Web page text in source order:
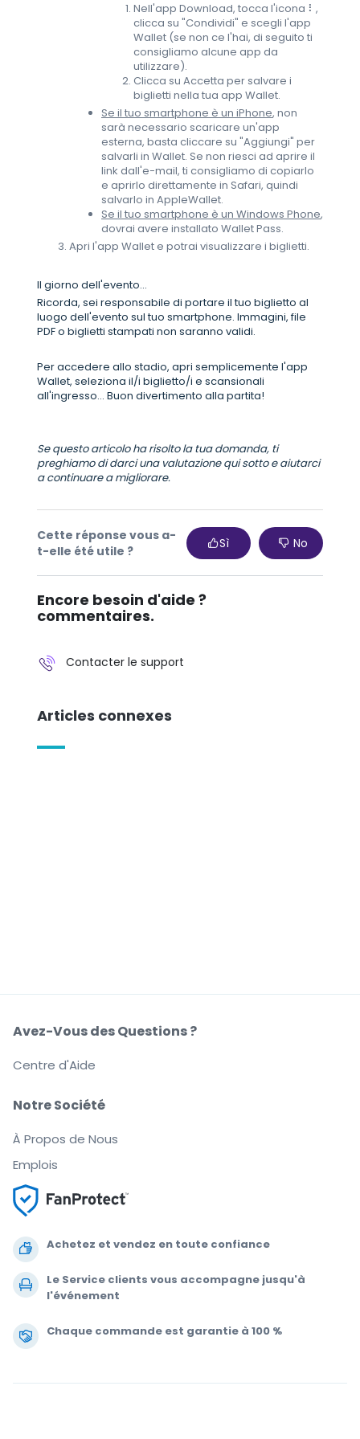
Nell'app Download, tocca l'icona ⠇,
clicca su "Condividi" e scegli l'app
Wallet (se non ce l'hai, di seguito ti
consigliamo alcune app da
utilizzare).
Clicca su Accetta per salvare i
biglietti nella tua app Wallet.
Se il tuo smartphone è un iPhone, non
sarà necessario scaricare un'app
esterna, basta cliccare su "Aggiungi" per
salvarli in Wallet. Se non riesci ad aprire il
link dall'e-mail, ti consigliamo di copiarlo
e aprirlo direttamente in Safari, quindi
salvarlo in AppleWallet.
Se il tuo smartphone è un Windows Phone,
dovrai avere installato Wallet Pass.
Apri l'app Wallet e potrai visualizzare i biglietti.
Il giorno dell'evento...
Ricorda, sei responsabile di portare il tuo biglietto al
luogo dell'evento sul tuo smartphone. Immagini, file
PDF o biglietti stampati non saranno validi.
Per accedere allo stadio, apri semplicemente l'app
Wallet, seleziona il/i biglietto/i e scansionali
all'ingresso... Buon divertimento alla partita!
Se questo articolo ha risolto la tua domanda, ti
preghiamo di darci una valutazione qui sotto e aiutarci
a continuare a migliorare.
Cette réponse vous a-
t-elle été utile ?
Sì No
Encore besoin d'aide ?
commentaires.
Contacter le support
Articles connexes
Achetez et vendez en toute confiance
Le Service clients vous accompagne jusqu'à
l'événement
Chaque commande est garantie à 100 %
Notre Société
À Propos de Nous
Emplois
Avez-Vous des Questions ?
Centre d'Aide